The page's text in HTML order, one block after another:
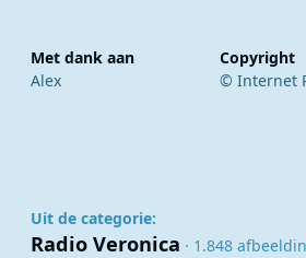
Met dank aan
Alex
Copyright
© Internet
Uit de categorie:
Radio Veronica · 1.848